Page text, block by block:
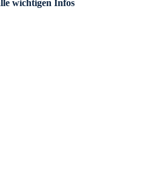
wichtigen Infos